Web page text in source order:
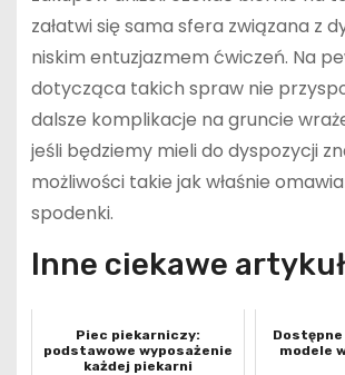
załatwi się sama sfera związana z
niskim entuzjazmem ćwiczeń. Na
dotycząca takich spraw nie
dalsze komplikacje na gruncie
jeśli będziemy mieli do dyspozycji
możliwości takie jak właśnie
spodenki.
Inne ciekawe
Piec piekarniczy:
podstawowe wyposażenie
każdej piekarni
modele